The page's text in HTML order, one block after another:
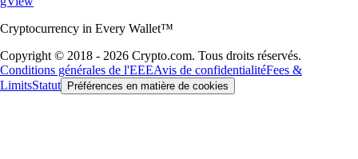
Cryptocurrency in Every Wallet™
Copyright © 2018 - 2026 Crypto.com. Tous droits réservés.
Conditions générales de l'EEEAvis de confidentialitéFees &
LimitsStatut Préférences en matière de cookies